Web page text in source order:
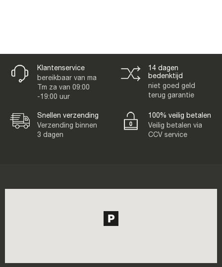
Klantenservice
bereikbaar van ma
Tm za van 09:00
-19:00 uur
14 dagen
bedenktijd
niet goed geld
terug garantie
Snellen verzending
Verzending binnen
3 dagen
100% veilig betalen
Veilig betalen via
CCV service